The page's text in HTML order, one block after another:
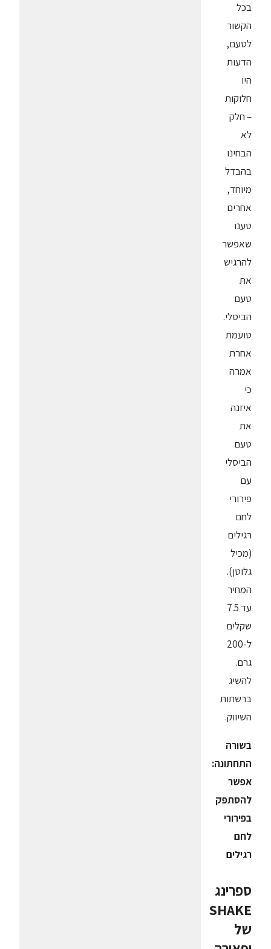
בכל
הקשור
לטעם,
הדעות
היו
חלוקות
– חלק
לא
הבחינו
בהבדל
מיוחד,
אחרים
טענו
שאפשר
להרגיש
את
טעם
הביסלי.
טועמת
אחרת
אמרה
כי
איזנה
את
טעם
הביסלי
עם
פירורי
לחם
רגילים
(מכיל
גלוטן).
המחיר
עד 7.5
שקלים
ל-200
גרם.
להשיג
ברשתות
השיווק.
בשורה
התחתונה:
אפשר
להסתפק
בפירורי
לחם
רגילים
ספרינג
SHAKE
של